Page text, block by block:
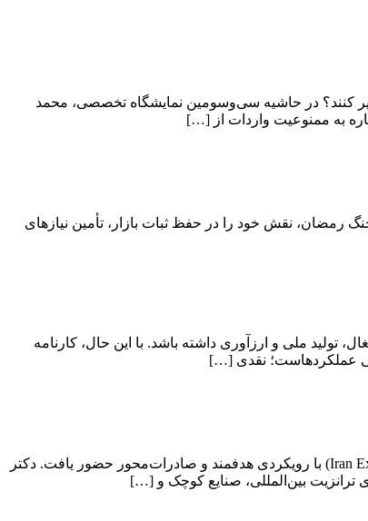
پر کنند؟ در حاشیه سی‌وسومین نمایشگاه تخصصی، محمد
به ممنوعیت واردات از […]
اصلی اقتصاد مردمی ایران بوده‌اند و در مقاطع حساس تاریخ کشور از دوران دفاع مقدس تا جنگ تحمیلی ۱۲ روزه و جنگ رمضان، نقش خود را در حفظ ثبات بازار، تأمین نیازهای
ملی و ارزآوری داشته باشد. با این حال، کارنامه
عملکردهاست؛ نقدی […]
منطقه آزاد تجاری‌ـ‌صنعتی اردبیل که به‌تازگی تأسیس شده، در هفتمین نمایشگاه بین‌المللی توانمندی‌های صادراتی جمهوری اسلامی ایران (Iran Expo 1403) با رویکردی هدفمند و صادرات‌محور حضور یافت. دکتر
ترانزیت بین‌المللی، صنایع کوچک و […]